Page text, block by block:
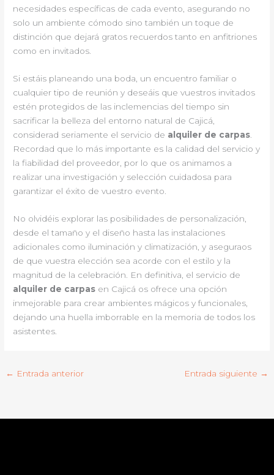
necesidades específicas de cada evento, asegurando no
solo un ambiente cómodo sino también un toque de
distinción que dejará gratos recuerdos tanto en anfitriones
como en invitados.
Si estáis planeando una boda, un encuentro familiar o
cualquier tipo de reunión y deseáis que vuestros invitados
estén protegidos de las inclemencias del tiempo sin
sacrificar la belleza del entorno natural de Cajicá,
considerad seriamente el servicio de alquiler de carpas
Recordad que lo más importante es la calidad del servicio y
la fiabilidad del proveedor, por lo que os animamos a
realizar una investigación y selección cuidadosa para
garantizar el éxito de vuestro evento.
No olvidéis explorar las posibilidades de personalización,
desde el tamaño y el diseño hasta las instalaciones
adicionales como iluminación y climatización, y aseguraos
de que vuestra elección sea acorde con el estilo y la
magnitud de la celebración. En definitiva, el servicio de
alquiler de carpas en Cajicá os ofrece una opción
inmejorable para crear ambientes mágicos y funcionales,
dejando una huella imborrable en la memoria de todos los
asistentes.
← Entrada anterior Entrada siguiente →